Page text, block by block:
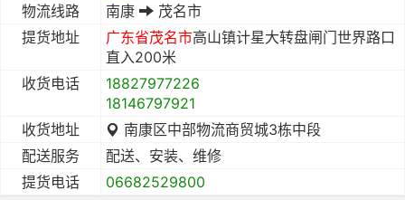
物流线路 南康
茂名市
提货地址
广东省茂名市高山镇计星大转盘闸门世界路口
直入200米
收货电话
18827977226
18146797921
收货地址
南康区中部物流商贸城3栋中段
配送服务
配送、安装、维修
提货电话
06682529800